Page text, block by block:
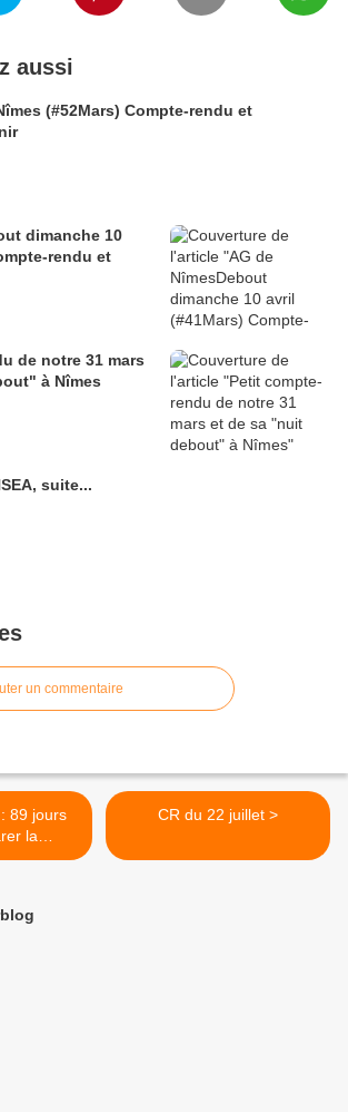
aussi
(#52Mars) Compte-rendu et
dimanche 10
rendu et
de notre 31 mars
à Nîmes
suite...
un commentaire
la
du
CR du 22 juillet >